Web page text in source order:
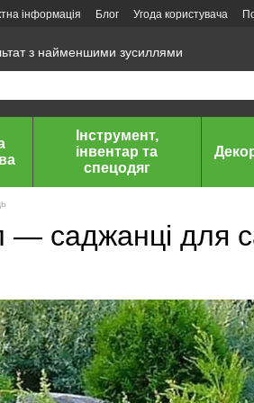
інформація Блог Угода користувача
з найменшими зусиллями
Інструмент,
інвентар та
спецодяг
— саджанці для